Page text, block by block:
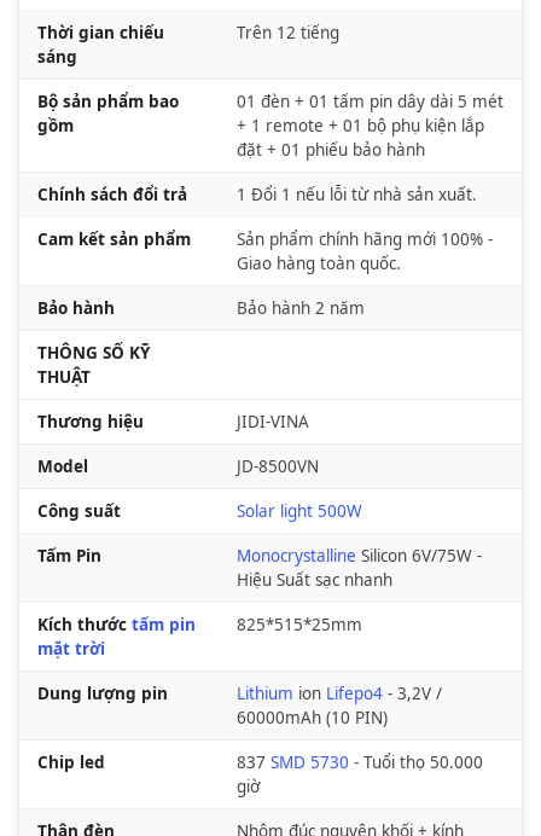
Thời gian chiếu
sáng
Trên 12 tiếng
Bộ sản phẩm bao
gồm
01 đèn + 01 tấm pin dây dài 5 mét
+ 1 remote + 01 bộ phụ kiện lắp
đặt + 01 phiếu bảo hành
Chính sách đổi trả 1 Đổi 1 nếu lỗi từ nhà sản xuất.
Cam kết sản phẩm
Sản phẩm chính hãng mới 100% -
Giao hàng toàn quốc.
Bảo hành Bảo hành 2 năm
THÔNG SỐ KỸ
THUẬT
Thương hiệu JIDI-VINA
Model JD-8500VN
Công suất Solar light 500W
Tấm Pin Monocrystalline Silicon 6V/75W -
Hiệu Suất sạc nhanh
Kích thước tấm pin
mặt trời
825*515*25mm
Dung lượng pin Lithium ion Lifepo4 - 3,2V /
60000mAh (10 PIN)
Chip led 837 SMD 5730 - Tuổi thọ 50.000
giờ
Thân đèn
Nhôm đúc nguyên khối + kính